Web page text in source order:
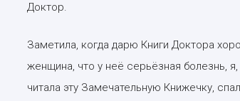
Доктор.
Заметила, когда дарю Книги Доктора
женщина, что у неё серьёзная болезнь,
читала эту Замечательную Книжечку,